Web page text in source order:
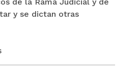
y se dictan otras